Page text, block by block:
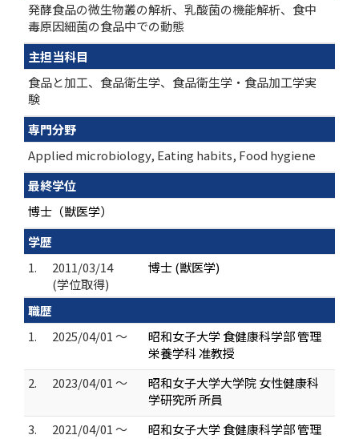
発酵食品の微生物叢の解析、乳酸菌の機能解析、食中
毒原因細菌の食品中での動態
主担当科目
食品と加工、食品衛生学、食品衛生学・食品加工学実
験
専門分野
Applied microbiology, Eating habits, Food hygiene
最終学位
博士（獣医学）
学歴
1.
2011/03/14
(学位取得)
博士 (獣医学)
職歴
1.
2025/04/01 ～
昭和女子大学 食健康科学部 管理
栄養学科 准教授
2.
2023/04/01 ～
昭和女子大学大学院 女性健康科
学研究所 所員
3.
2021/04/01 ～
昭和女子大学 食健康科学部 管理